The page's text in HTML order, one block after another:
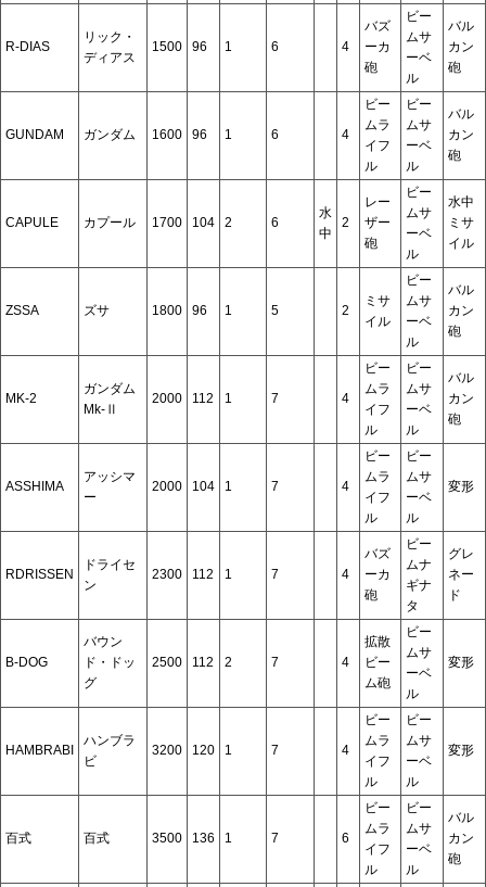
R-DIAS
リック・
ディアス
1500 96 1 6 4
バズ
ーカ
砲
ビー
ムサ
ーベ
ル
バル
カン
砲
GUNDAM ガンダム 1600 96 1 6 4
ビー
ムラ
イフ
ル
ビー
ムサ
ーベ
ル
バル
カン
砲
CAPULE カプール 1700 104 2 6
水
中
2
レー
ザー
砲
ビー
ムサ
ーベ
ル
水中
ミサ
イル
ZSSA ズサ 1800 96 1 5 2
ミサ
イル
ビー
ムサ
ーベ
ル
バル
カン
砲
MK-2
ガンダム
Mk-Ⅱ
2000 112 1 7 4
ビー
ムラ
イフ
ル
ビー
ムサ
ーベ
ル
バル
カン
砲
ASSHIMA
アッシマ
ー
2000 104 1 7 4
ビー
ムラ
イフ
ル
ビー
ムサ
ーベ
ル
変形
RDRISSEN
ドライセ
ン
2300 112 1 7 4
バズ
ーカ
砲
ビー
ムナ
ギナ
タ
グレ
ネー
ド
B-DOG
バウン
ド・ドッ
グ
2500 112 2 7 4
拡散
ビー
ム砲
ビー
ムサ
ーベ
ル
変形
HAMBRABI
ハンブラ
ビ
3200 120 1 7 4
ビー
ムラ
イフ
ル
ビー
ムサ
ーベ
ル
変形
百式 百式 3500 136 1 7 6
ビー
ムラ
イフ
ル
ビー
ムサ
ーベ
ル
バル
カン
砲